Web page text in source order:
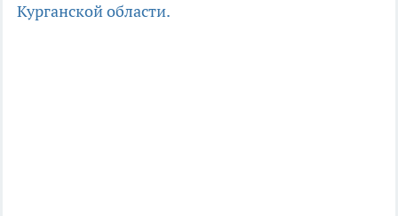
Курганской области.